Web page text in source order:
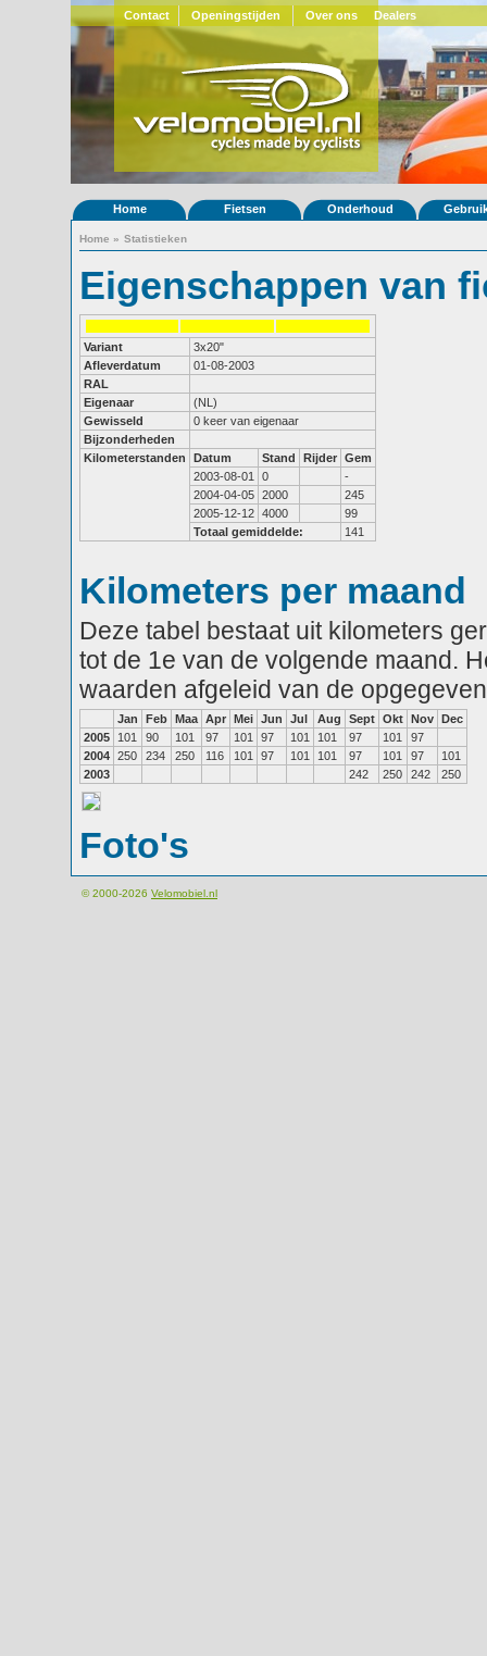
Contact Openingstijden Over ons Dealers
Home Fietsen Onderhoud
Home » Statistieken
Eigenschappen van
Variant
3x20"
Afleverdatum
01-08-2003
RAL
Eigenaar
(NL)
Gewisseld
0 keer van eigenaar
Bijzonderheden
Kilometerstanden
Datum Stand Rijder Gem
2003-08-01
0
-
2004-04-05 2000
245
2005-12-12 4000
99
Totaal gemiddelde:
141
Kilometers per maand
Deze tabel bestaat uit kilometers
tot de 1e van de volgende maand.
waarden afgeleid van de
Jan Feb Maa Apr Mei Jun Jul Aug Sept Okt Nov Dec
2005
101 90 101 97 101 97 101 101 97 101
97
2004 250 234 250 116 101 97 101 101 97 101 97
101
2003
242 250 242 250
Foto's
© 2000-2026 Velomobiel.nl